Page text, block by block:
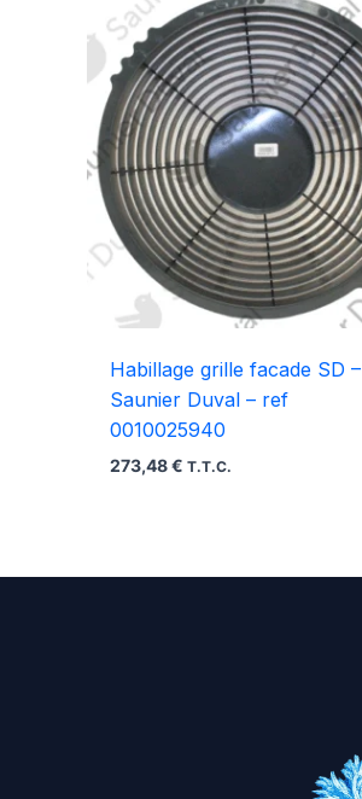
Habillage grille facade SD –
Saunier Duval – ref
0010025940
273,48€ T.T.C.